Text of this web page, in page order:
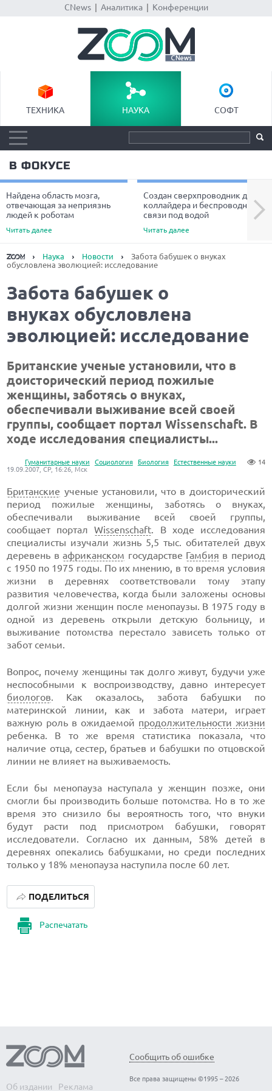
CNews| Аналитика| Конференции
ТЕХНИКА НАУКА СОФТ
В ФОКУСЕ
Найдена область мозга,
отвечающая за неприязнь
людей к роботам
Читать далее
Создан сверхпроводник для
коллайдера и беспроводной
связи под водой
Читать далее
Next
Наука Новости
Забота бабушек о внуках
обусловлена эволюцией: исследование
Забота бабушек о
внуках обусловлена
эволюцией: исследование
Британские ученые установили, что в
доисторический период пожилые
женщины, заботясь о внуках,
обеспечивали выживание всей своей
группы, сообщает портал Wissenschaft. В
ходе исследования специалисты...
Гуманитарные науки Социология Биология Естественные науки
14
19.09.2007, СР, 16:26, Мск
Британские ученые установили, что в доисторический
период пожилые женщины, заботясь о внуках,
обеспечивали выживание всей своей группы,
сообщает порталWissenschaft. В ходе исследования
специалисты изучали жизнь 5,5 тыс. обитателей двух
деревень вафриканском государстве Гамбия в период
с 1950 по 1975 годы. По их мнению, в то время условия
жизни в деревнях соответствовали тому этапу
развития человечества, когда были заложены основы
долгой жизни женщин после менопаузы. В 1975 году в
одной из деревень открыли детскую больницу, и
выживание потомства перестало зависеть только от
забот семьи.
Вопрос, почему женщины так долго живут, будучи уже
неспособными к воспроизводству, давно интересует
биологов. Как оказалось, забота бабушки по
материнской линии, как и забота матери, играет
важную роль в ожидаемой продолжительности жизни
ребенка. В то же время статистика показала, что
наличие отца, сестер, братьев и бабушки по отцовской
линии не влияет на выживаемость.
Если бы менопауза наступала у женщин позже, они
смогли бы производить больше потомства. Но в то же
время это снизило бы вероятность того, что внуки
будут расти под присмотром бабушки, говорят
исследователи. Согласно их данным, 58% детей в
деревнях опекались бабушками, но среди последних
только у 18% менопауза наступила после 60 лет.
Распечатать
ПОДЕЛИТЬСЯ
Об издании Реклама
Сообщить об ошибке
Все права защищены ©1995 – 2026